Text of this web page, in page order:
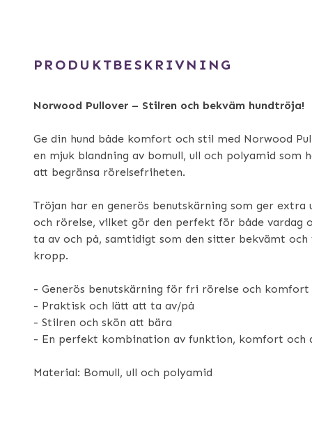
PRODUKTBESKRIVNING
Norwood Pullover – Stilren och bekväm hundtröja!
Ge din hund både komfort och stil med Norwood
en mjuk blandning av bomull, ull och polyamid som
att begränsa rörelsefriheten.
Tröjan har en generös benutskärning som ger
och rörelse, vilket gör den perfekt för både vardag
ta av och på, samtidigt som den sitter bekvämt och
kropp.
- Generös benutskärning för fri rörelse och komfort
- Praktisk och lätt att ta av/på
- Stilren och skön att bära
- En perfekt kombination av funktion, komfort och
Material: Bomull, ull och polyamid